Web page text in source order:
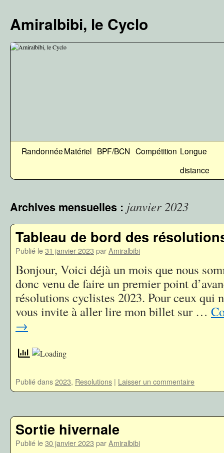
contenu
Amiralbibi, le Cyclo
RandonnéeMatériel BPF/BCN Compétition Longue
distance
Archives mensuelles : janvier 2023
Tableau de bord des
Publié le31 janvier 2023 parAmiralbibi
Bonjour, Voici déjà un mois que nous
donc venu de faire un premier point
résolutions cyclistes 2023. Pour ceux qui
vous invite à aller lire mon billet sur …
→
Publié dans2023, Resolutions | Laisser un commentaire
Sortie hivernale
Publié le30 janvier 2023 parAmiralbibi